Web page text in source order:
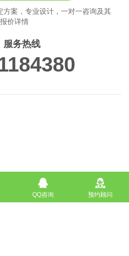
方案，专业设计，一对一咨询及其
报价详情
服务热线
QQ咨询 预约顾问